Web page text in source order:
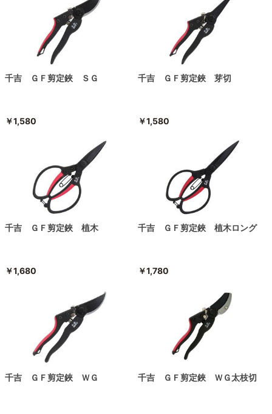
千吉 ＧＦ剪定鋏 ＳＧ
￥1,580
千吉 ＧＦ剪定鋏 芽切
￥1,580
千吉 ＧＦ剪定鋏 植木
￥1,680
千吉 ＧＦ剪定鋏 植木ロング
￥1,780
千吉 ＧＦ剪定鋏 ＷＧ 千吉 ＧＦ剪定鋏 ＷＧ太枝切